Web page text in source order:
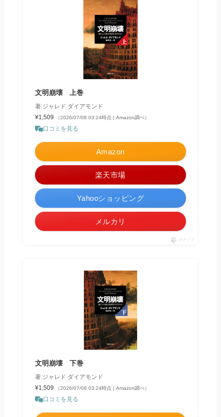
文明崩壊 上巻
著:ジャレド ダイアモンド
¥1,509
（2026/07/08 03:24時点 | Amazon調べ）
口コミを見る
Amazon
楽天市場
Yahooショッピング
メルカリ
ポチップ
文明崩壊 下巻
著:ジャレド ダイアモンド
¥1,509
（2026/07/08 03:24時点 | Amazon調べ）
口コミを見る